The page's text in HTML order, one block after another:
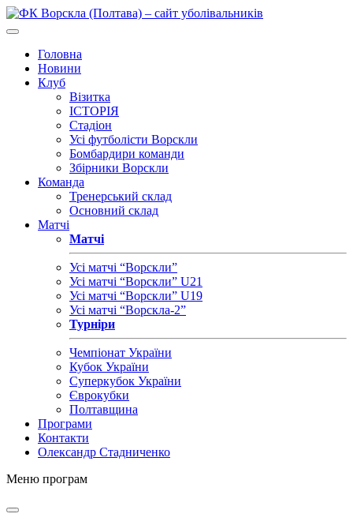
Головна
Новини
Клуб
Візитка
ІСТОРІЯ
Стадіон
Усі футболісти Ворскли
Бомбардири команди
Збірники Ворскли
Команда
Тренерський склад
Основний склад
Матчі
Матчі
Усі матчі “Ворскли”
Усі матчі “Ворскли” U21
Усі матчі “Ворскли” U19
Усі матчі “Ворскла-2”
Турніри
Чемпіонат України
Кубок України
Суперкубок України
Єврокубки
Полтавщина
Програми
Контакти
Олександр Стадниченко
Меню програм